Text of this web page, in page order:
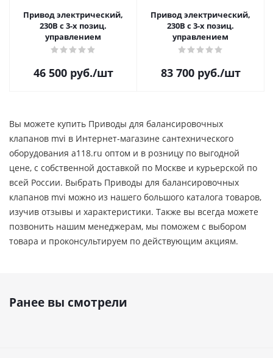
Привод электричеcкий,
230В с 3-х позиц.
управлением
46 500руб./шт
Привод электричеcкий,
230В с 3-х позиц.
управлением
83 700руб./шт
Вы можете купить Приводы для балансировочных
клапанов mvi в Интернет-магазине сантехнического
оборудования a118.ru оптом и в розницу по выгодной
цене, c собственной доставкой по Москве и курьерской по
всей России. Выбрать Приводы для балансировочных
клапанов mvi можно из нашего большого каталога товаров,
изучив отзывы и характеристики. Также вы всегда можете
позвонить нашим менеджерам, мы поможем с выбором
товара и проконсультируем по действующим акциям.
Ранее вы смотрели